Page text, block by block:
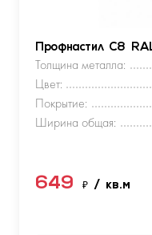
Профнастил С8
Толщина металла:
Цвет:
Покрытие:
Ширина общая:
649 ₽ / кв.м